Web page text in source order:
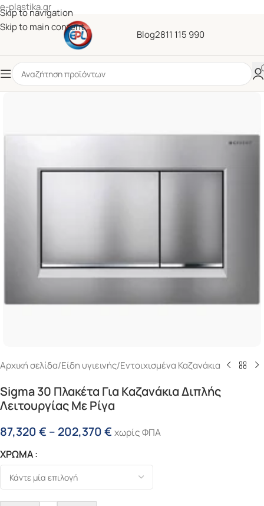
e-plastika.gr
Skip to navigation
Skip to main content
Blog2811 115 990
Αρχική σελίδα/Είδη υγιεινής/Εντοιχισμένα Καζανάκια
Sigma 30 Πλακέτα Για Καζανάκια Διπλής
Λειτουργίας Με Ρίγα
87,320€ – 202,370€ χωρίς ΦΠΑ
ΧΡΩΜΑ